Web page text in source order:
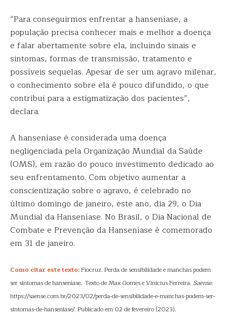
“Para conseguirmos enfrentar a hanseníase, a
população precisa conhecer mais e melhor a doença
e falar abertamente sobre ela, incluindo sinais e
sintomas, formas de transmissão, tratamento e
possíveis sequelas. Apesar de ser um agravo milenar,
o conhecimento sobre ela é pouco difundido, o que
contribui para a estigmatização dos pacientes”,
declara.
A hanseníase é considerada uma doença
negligenciada pela Organização Mundial da Saúde
(OMS), em razão do pouco investimento dedicado ao
seu enfrentamento. Com objetivo aumentar a
conscientização sobre o agravo, é celebrado no
último domingo de janeiro, este ano, dia 29, o Dia
Mundial da Hanseníase. No Brasil, o Dia Nacional de
Combate e Prevenção da Hanseníase é comemorado
em 31 de janeiro.
Como citar este texto:Fiocruz. Perda de sensibilidade e manchas podem
ser sintomas de hanseníase. Texto de Max Gomes e Vinicius Ferreira. Saense.
https://saense.com.br/2023/02/perda-de-sensibilidade-e-manchas-podem-ser-
sintomas-de-hanseniase/. Publicado em 02 de fevereiro (2023).